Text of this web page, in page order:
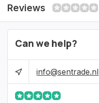
Reviews
Can we help?
info@sentrade.nl